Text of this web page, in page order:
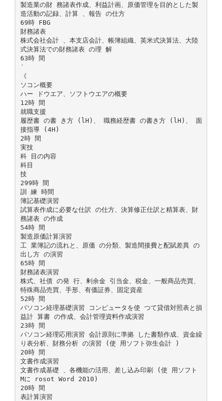
製造業の財 務諸表作成、利益計画、原価管理を目的とした製
造活動の記録、計算 、報告 の仕方
69時 FBG
財務諸表
株式会社会計 、本支店会計、帳簿組織、英米式決算法、大陸
式決算法での財務諸表 の理 解
63時 間
′
《
ソコン概要
ハー ドウエア、ソフトウエアの概要
12時 間
就職支援
履歴書 の書 き方 (lH)、 職務経歴書 の書き方 (lH)、 面
接指導 (4H)
2時 間
実技
科 目の内容
科目
技
299時 間
訓 練 時間
簿記基礎演習
試算表作成に必要な仕訳 の仕方、決算修正仕訳と精算表、財
務諸表 の作成
54時 間
製造原価計算演習
工 業簿記の流れと、原価 の分類、製造間接費と配賦差異 の
出し方 の演習
65時 間
財務諸表演習
株式、社債 の発 行、剰余金 引当金、税金、一般商品売買、
特殊商品売買、手形、有価証券、固定資産
52時 間
パソコン経理基礎演習 コンピュータを使 つて貸借対照表と損
益計 算書 の作成、会計管理資料作成演習
23時 間
パソコン経理応用演習 会計原則に準拠 した書類作成、資金繰
り表分析、財務分析 の演習 (使 用ソフト弥生会計 )
20時 間
文書作成演習
文書作成基礎 、各機能の活用、差し込み印刷 (使 用ソフト
Mに rosot Word 2010)
20時 間
表計算演習